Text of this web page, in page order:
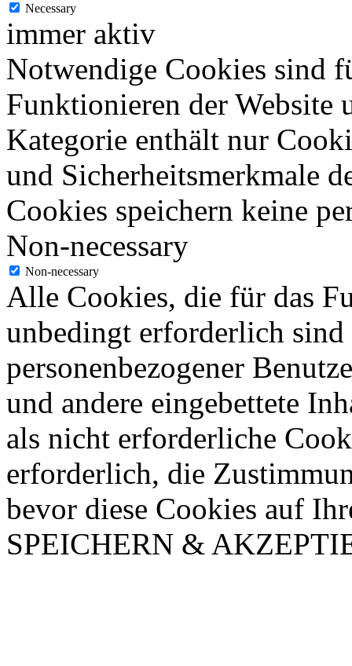
Necessary
immer aktiv
Notwendige Cookies sind
Funktionieren der Website
Kategorie enthält nur
und Sicherheitsmerkmale
Cookies speichern keine
Non-necessary
Non-necessary
Alle Cookies, die für das
unbedingt erforderlich
personenbezogener
und andere eingebettete
als nicht erforderliche
erforderlich, die
bevor diese Cookies auf
SPEICHERN &